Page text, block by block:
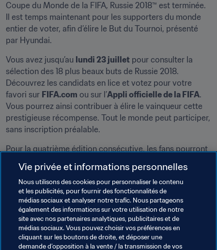
Coupe du Monde de la FIFA, Russie 2018™ est terminée.
Il est temps maintenant pour les supporters du monde
entier de voter, afin d’élire le But du Tournoi, présenté
par Hyundai.
Vous avez jusqu’au lundi 23 juillet pour consulter la
sélection des 18 plus beaux buts de Russie 2018.
Découvrez les candidats en lice et votez pour votre
favori sur FIFA.com ou sur l’Appli officielle de la FIFA.
Vous pourrez ainsi contribuer à élire le vainqueur cette
prestigieuse récompense. Tout le monde peut participer,
sans inscription préalable.
Pour la quatrième édition consécutive, les fans pourront
type remonte à Allemagne 2006 : à l'époque, l’Argentin
Maxi Rodriguez a été le premier à inscrire son nom au
palmarès de l’épreuve grâce à une volée spectaculaire
contre le Mexique. L’Uruguayen Diego Forlan, auteur
d’une superbe frappe contre l’Allemagne, lui a emboîté le
pas quatre ans plus tard en Afrique du Sud. Enfin, en
2014, c’est le Colombien James Rodriguez qui s'est
Vie privée et informations personnelles
Nous utilisons des cookies pour personnaliser le contenu
et les publicités, pour fournir des fonctionnalités de
médias sociaux et analyser notre trafic. Nous partageons
également des informations sur votre utilisation de notre
site avec nos partenaires analytiques, publicitaires et de
médias sociaux. Vous pouvez choisir vos préférences en
cliquant sur les boutons de droite, et déposer une
demande d’opposition à la vente / la transmission de vos